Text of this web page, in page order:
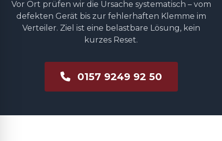
Vor Ort prüfen wir die Ursache systematisch – vom
defekten Gerät bis zur fehlerhaften Klemme im
Verteiler. Ziel ist eine belastbare Lösung, kein
kurzes Reset.
0157 9249 92 50